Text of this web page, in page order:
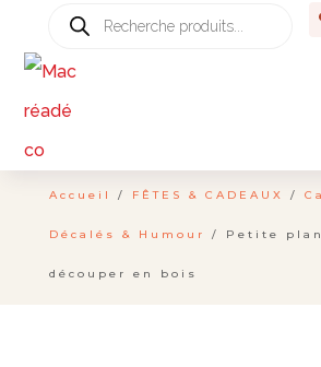
Recherche
de
Accueil / FÊTES & CADEAUX /
Décalés & Humour / Petite
découper en bois